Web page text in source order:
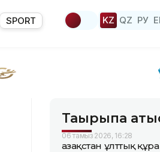
SPORT KZ QZ РУ
Тақырыпқа
06 тамыз 2026, 16:28
Қазақстан ұлттық